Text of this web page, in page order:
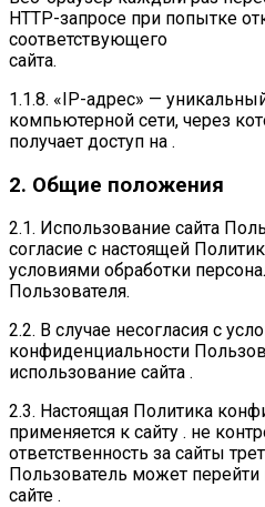
HTTP-запросе при попытке
соответствующего
сайта.
1.1.8. «IP-адрес» —
компьютерной сети, через
получает доступ на .
2. Общие положения
2.1. Использование сайта
согласие с настоящей
условиями обработки
Пользователя.
2.2. В случае несогласия с
конфиденциальности
использование сайта .
2.3. Настоящая Политика
применяется к сайту . не
ответственность за сайты
Пользователь может
сайте .